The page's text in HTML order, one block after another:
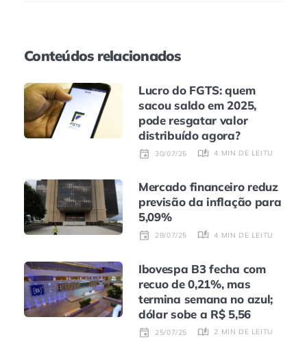
Conteúdos relacionados
Lucro do FGTS: quem
sacou saldo em 2025,
pode resgatar valor
distribuído agora?
30/07/25 4 MIN DE LEITURA
Mercado financeiro reduz
previsão da inflação para
5,09%
28/07/25 4 MIN DE LEITURA
Ibovespa B3 fecha com
recuo de 0,21%, mas
termina semana no azul;
dólar sobe a R$ 5,56
25/07/25 2 MIN DE LEITURA